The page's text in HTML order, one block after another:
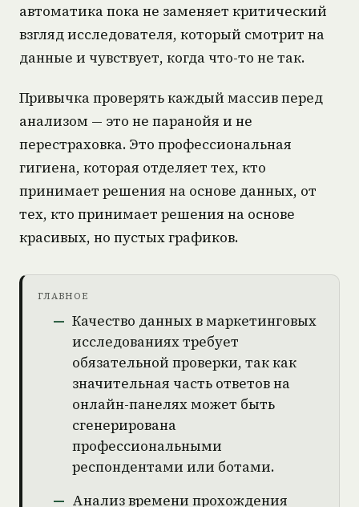
автоматика пока не заменяет критический
взгляд исследователя, который смотрит на
данные и чувствует, когда что-то не так.
Привычка проверять каждый массив перед
анализом — это не паранойя и не
перестраховка. Это профессиональная
гигиена, которая отделяет тех, кто
принимает решения на основе данных, от
тех, кто принимает решения на основе
красивых, но пустых графиков.
ГЛАВНОЕ
Качество данных в маркетинговых
исследованиях требует
обязательной проверки, так как
значительная часть ответов на
онлайн-панелях может быть
сгенерирована
профессиональными
респондентами или ботами.
Анализ времени прохождения